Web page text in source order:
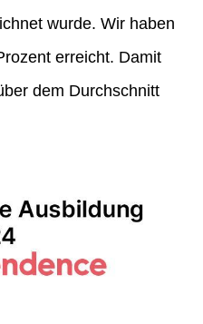
wurde. Wir haben
erreicht. Damit
dem Durchschnitt